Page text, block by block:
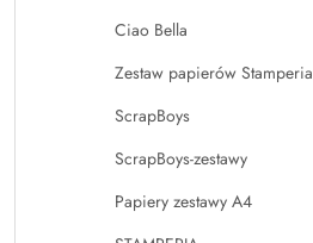
Ciao Bella
Zestaw papierów Stamperia
ScrapBoys
ScrapBoys-zestawy
Papiery zestawy A4